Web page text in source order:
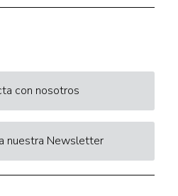
con nosotros
nuestra Newsletter